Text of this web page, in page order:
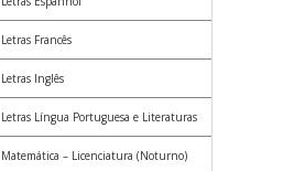
Letras Francês
Letras Inglês
Letras Língua Portuguesa e Literaturas
Matemática – Licenciatura (Noturno)